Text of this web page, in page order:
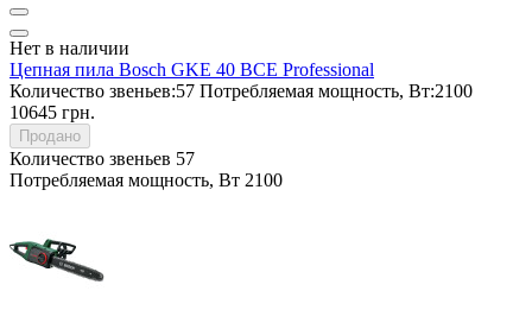
Нет в наличии
Цепная пила Bosch GKE 40 BCE Professional
Количество звеньев:57 Потребляемая мощность, Вт:2100
10645 грн.
Продано
Количество звеньев 57
Потребляемая мощность, Вт 2100